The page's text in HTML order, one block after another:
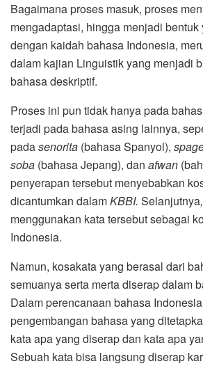
Bagaimana proses masuk, proses
mengadaptasi, hingga menjadi bentuk
dengan kaidah bahasa Indonesia,
dalam kajian Linguistik yang menjadi
bahasa deskriptif.
Proses ini pun tidak hanya pada
terjadi pada bahasa asing lainnya,
padasenorita (bahasa Spanyol),
soba (bahasa Jepang), dan afwan
penyerapan tersebut menyebabkan
dicantumkan dalamKBBI. Selanjutnya,
menggunakan kata tersebut sebagai
Indonesia.
Namun, kosakata yang berasal dari
semuanya serta merta diserap dalam
Dalam perencanaan bahasa
pengembangan bahasa yang
kata apa yang diserap dan kata apa
Sebuah kata bisa langsung diserap